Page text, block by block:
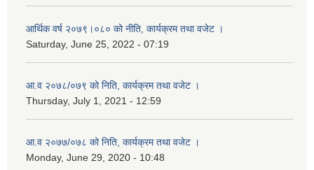
आर्थिक वर्ष २०७९।०८० को नीति, कार्यक्रम तथा वजेट ।
Saturday, June 25, 2022 - 07:19
आ.व २०७८/०७९ को निति, कार्यक्रम तथा वजेट ।
Thursday, July 1, 2021 - 12:59
आ.व २०७७/०७८ को निति, कार्यक्रम तथा वजेट ।
Monday, June 29, 2020 - 10:48